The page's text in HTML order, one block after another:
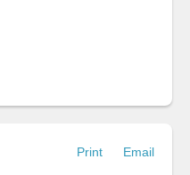
Email
Print